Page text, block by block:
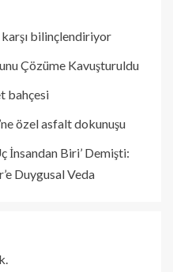
bilinçlendiriyor
Çözüme Kavuşturuldu
bahçesi
özel asfalt dokunuşu
İnsandan Biri’ Demişti:
Duygusal Veda